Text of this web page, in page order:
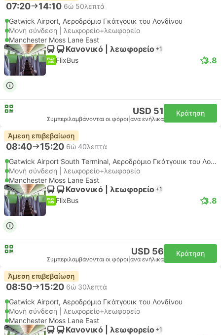
07:20 14:10 6ώ 50λεπτά
Gatwick Airport, Αεροδρόμιο Γκάτγουικ του Λονδίνου
Μονή σύνδεση | λεωφορείο+λεωφορείο
Manchester Moss Lane East
Κανονικό | λεωφορείο +1
FlixBus 3.8
USD 51
Συμπεριλαμβάνονται οι φόροι ανα ενήλικα
Κράτηση
Άμεση επιβεβαίωση
08:40 15:20 6ώ 40λεπτά
Gatwick Airport South Terminal, Αεροδρόμιο Γκάτγουικ του Λονδίνου
Μονή σύνδεση | λεωφορείο+λεωφορείο
Manchester Moss Lane East
Κανονικό | λεωφορείο +1
FlixBus 3.8
USD 56
Συμπεριλαμβάνονται οι φόροι ανα ενήλικα
Κράτηση
Άμεση επιβεβαίωση
08:50 15:20 6ώ 30λεπτά
Gatwick Airport, Αεροδρόμιο Γκάτγουικ του Λονδίνου
Μονή σύνδεση | λεωφορείο+λεωφορείο
Manchester Moss Lane East
Κανονικό | λεωφορείο +1